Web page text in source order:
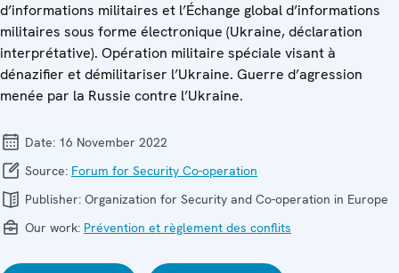
d’informations militaires et l’Échange global d’informations
militaires sous forme électronique (Ukraine, déclaration
interprétative). Opération militaire spéciale visant à
dénazifier et démilitariser l’Ukraine. Guerre d’agression
menée par la Russie contre l’Ukraine.
Date: 16 November 2022
Source: Forum for Security Co-operation
Publisher: Organization for Security and Co-operation in Europe
Our work: Prévention et règlement des conflits